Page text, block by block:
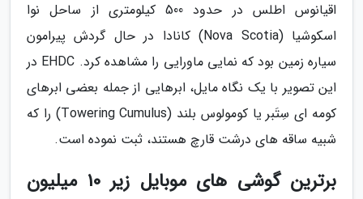
اقیانوس اطلس در حدود 500 کیلومتری از ساحل نوا
اسکوشیا (Nova Scotia) کانادا در حال گردش پیرامون
سیاره زمین بود که نمایی ماورایی را مشاهده کرد. EHDC در
این تصویر با یک نگاه مایل، ابرهایی از جمله بعضی ابرهای
کومه ای سِتَبر یا کومولوس بلند (Towering Cumulus) را که
شبیه ساقه های درشت قارچ هستند، ثبت نموده است.
برترین گوشی های موبایل زیر 10 میلیون